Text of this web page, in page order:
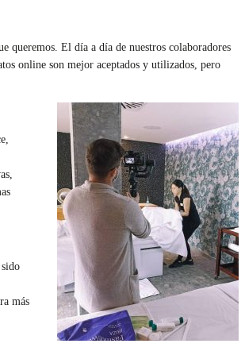
queremos. El día a día de nuestros colaboradores
online son mejor aceptados y utilizados, pero
más